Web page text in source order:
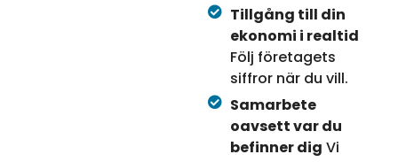
Tillgång till din
ekonomi i realtid
Följ företagets
siffror när du vill.
Samarbete
oavsett var du
befinner dig Vi